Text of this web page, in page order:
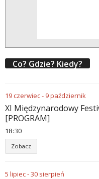
Co? Gdzie? Kiedy?
19czerwiec- 9październik
XI Międzynarodowy
[PROGRAM]
18 30
Zobacz
5 lipiec-30 sierpień